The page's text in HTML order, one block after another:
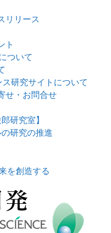
リリース
ト
ついて
研究サイトについて
せ・お問合せ
研究室】
研究の推進
を創造する